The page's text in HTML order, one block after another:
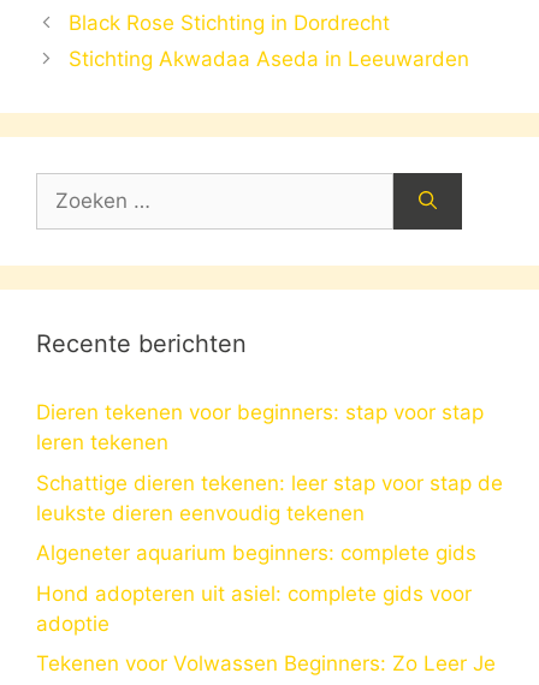
Black Rose Stichting in Dordrecht
Stichting Akwadaa Aseda in Leeuwarden
Zoek
Recente berichten
Dieren tekenen voor beginners: stap voor stap
leren tekenen
Schattige dieren tekenen: leer stap voor stap de
leukste dieren eenvoudig tekenen
Algeneter aquarium beginners: complete gids
Hond adopteren uit asiel: complete gids voor
adoptie
Tekenen voor Volwassen Beginners: Zo Leer Je